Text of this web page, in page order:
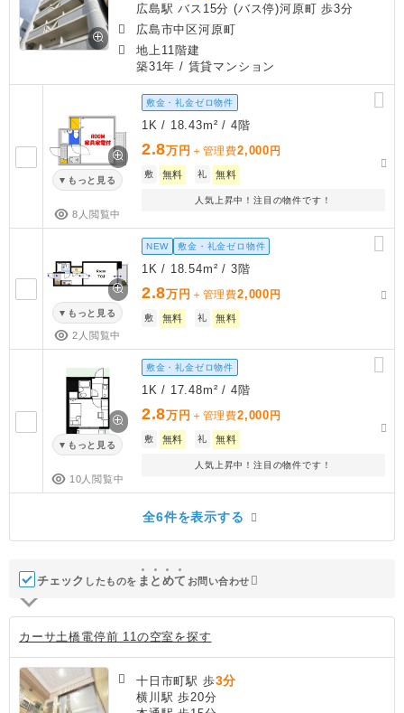
広島駅 バス15分 (バス停)河原町 歩3分
広島市中区河原町
地上11階建
築31年 / 賃貸マンション
もっと見る
8人閲覧中
敷金・礼金ゼロ物件
1K / 18.43m² / 4階
2.8万円 ＋管理費2,000 円
敷 無料 礼 無料
人気上昇中！注目の物件です！
もっと見る
2人閲覧中
NEW 敷金・礼金ゼロ物件
1K / 18.54m² / 3階
2.8万円 ＋管理費2,000 円
敷 無料 礼 無料
もっと見る
10人閲覧中
敷金・礼金ゼロ物件
1K / 17.48m² / 4階
2.8万円 ＋管理費2,000 円
敷 無料 礼 無料
人気上昇中！注目の物件です！
全6件を表示する
チェック したものを ま と めて お問い合わせ
カーサ土橋電停前 11の空室を探す
十日市町駅 歩3分
横川駅 歩20分